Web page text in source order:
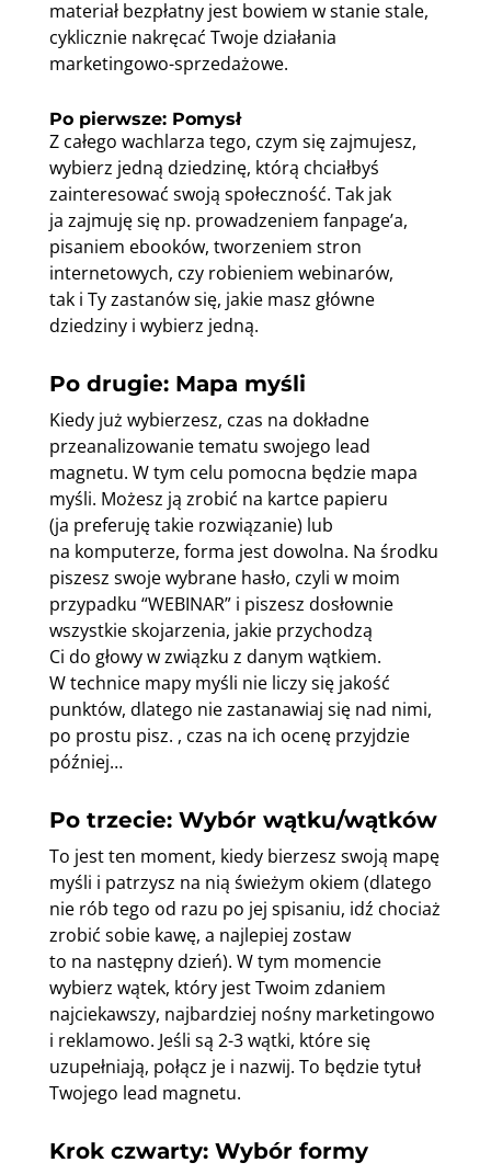
materiał bezpłatny jest bowiem w stanie stale,
cyklicznie nakręcać Twoje działania
marketingowo-sprzedażowe.
Po pierwsze: Pomysł
Z całego wachlarza tego, czym się zajmujesz,
wybierz jedną dziedzinę, którą chciałbyś
zainteresować swoją społeczność. Tak jak
ja zajmuję się np. prowadzeniem fanpage’a,
pisaniem ebooków, tworzeniem stron
internetowych, czy robieniem webinarów,
tak i Ty zastanów się, jakie masz główne
dziedziny i wybierz jedną.
Po drugie: Mapa myśli
Kiedy już wybierzesz, czas na dokładne
przeanalizowanie tematu swojego lead
magnetu. W tym celu pomocna będzie mapa
myśli. Możesz ją zrobić na kartce papieru
(ja preferuję takie rozwiązanie) lub
na komputerze, forma jest dowolna. Na środku
piszesz swoje wybrane hasło, czyli w moim
przypadku “WEBINAR” i piszesz dosłownie
wszystkie skojarzenia, jakie przychodzą
Ci do głowy w związku z danym wątkiem.
W technice mapy myśli nie liczy się jakość
punktów, dlatego nie zastanawiaj się nad nimi,
po prostu pisz. , czas na ich ocenę przyjdzie
później…
Po trzecie: Wybór wątku/wątków
To jest ten moment, kiedy bierzesz swoją mapę
myśli i patrzysz na nią świeżym okiem (dlatego
nie rób tego od razu po jej spisaniu, idź chociaż
zrobić sobie kawę, a najlepiej zostaw
to na następny dzień). W tym momencie
wybierz wątek, który jest Twoim zdaniem
najciekawszy, najbardziej nośny marketingowo
i reklamowo. Jeśli są 2-3 wątki, które się
uzupełniają, połącz je i nazwij. To będzie tytuł
Twojego lead magnetu.
Krok czwarty: Wybór formy